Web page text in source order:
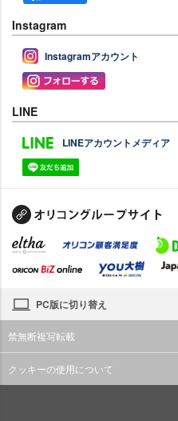
Instagram
Instagramアカウント
LINE
LINEアカウントメディア
PC版に切り替え
禁無断複写転載
クッキーの使用について